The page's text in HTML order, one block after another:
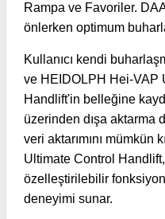
Rampa ve Favoriler.
önlerken optimum
Kullanıcı kendi
ve HEIDOLPH Hei-VAP
Handlift'in belleğine
üzerinden dışa aktarma
veri aktarımını mümkün
Ultimate Control
özelleştirilebilir
deneyimi sunar.